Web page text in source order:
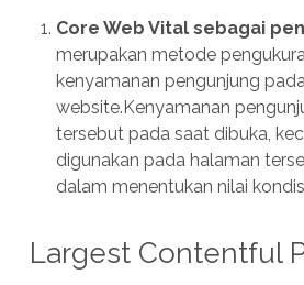
Core Web Vital sebagai
merupakan metode
kenyamanan pengunjung
website.Kenyamanan
tersebut pada saat dibuka,
digunakan pada halaman
dalam menentukan nilai
Largest Contentful